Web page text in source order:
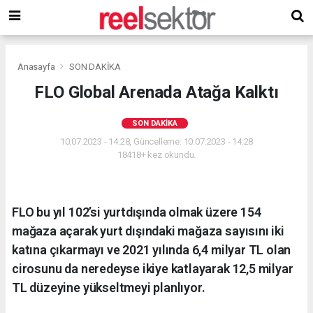
Anasayfa SON DAKİKA
FLO Global Arenada Atağa Kalktı
SON DAKİKA
10.07.2023 - 14:28, Güncelleme: 10.07.2023 - 14:28
18418+ kez okundu.
FLO bu yıl 102’si yurtdışında olmak üzere 154
mağaza açarak yurt dışındaki mağaza sayısını iki
katına çıkarmayı ve 2021 yılında 6,4 milyar TL olan
cirosunu da neredeyse ikiye katlayarak 12,5 milyar
TL düzeyine yükseltmeyi planlıyor.